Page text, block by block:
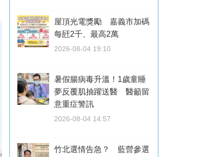
屋頂光電獎勵 嘉義市加碼
每瓩2千、最高2萬
2026-08-04 19:10
暑假腸病毒升溫！1歲童睡
夢反覆肌抽躍送醫 醫籲留
意重症警訊
2026-08-04 14:57
竹北選情告急？ 藍營參選